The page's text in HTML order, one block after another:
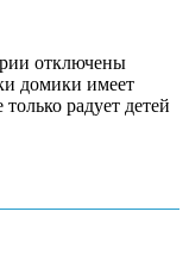
к
записи
Кроватки
отключены
домики имеет
радует детей